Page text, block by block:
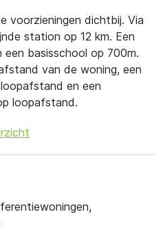
voorzieningen dichtbij. Via
station op 12 km. Een
basisschool op 700m.
van de woning, een
en een
loopafstand.